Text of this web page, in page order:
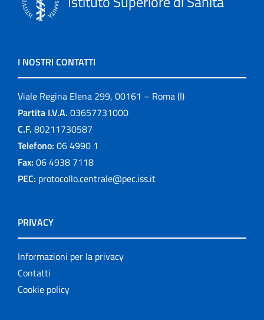
I NOSTRI CONTATTI
Viale Regina Elena 299, 00161 – Roma (I)
Partita I.V.A. 03657731000
C.F. 80211730587
Telefono: 06 4990 1
Fax: 06 4938 7118
PEC: protocollo.centrale@pec.iss.it
PRIVACY
Informazioni per la privacy
Contatti
Cookie policy